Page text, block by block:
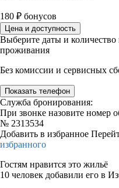
180 ₽ бонусов
Цена и доступность
Выберите даты и количество
проживания
Без комиссии и сервисных
Показать телефон
Служба бронирования:
При звонке назовите номер
№ 2313534
Добавить в избранное
избранного
Гостям нравится это жильё
10 человек добавили его в